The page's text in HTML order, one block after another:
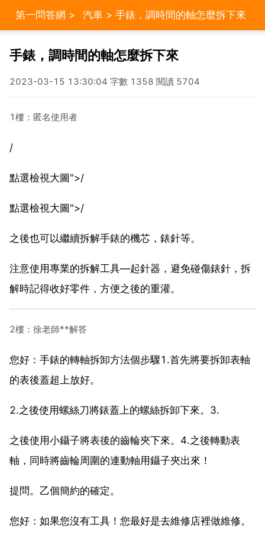
第一問答網 > 汽車 > 手錶，調時間的軸怎麼拆下來
手錶，調時間的軸怎麼拆下來
2023-03-15 13:30:04 字數 1358 閱讀 5704
1樓：匿名使用者
/
點選檢視大圖">/
點選檢視大圖">/
之後也可以繼續拆解手錶的機芯，錶針等。
注意使用專業的拆解工具—起針器，避免碰傷錶針，拆
解時記得收好零件，方便之後的重灌。
2樓：徐老師**解答
您好：手錶的轉軸拆卸方法個步驟1.首先將要拆卸表軸
的表後蓋超上放好。
2.之後使用螺絲刀將錶蓋上的螺絲拆卸下來。3.
之後使用小鑷子將表後的齒輪夾下來。4.之後轉動表
軸，同時將齒輪周圍的連動軸用鑷子夾出來！
提問。乙個簡約的確定。
您好：如果您沒有工具！您最好是去維修店裡做維修。